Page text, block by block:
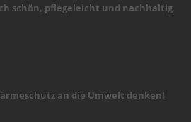
schön, pflegeleicht und nachhaltig
an die Umwelt denken!